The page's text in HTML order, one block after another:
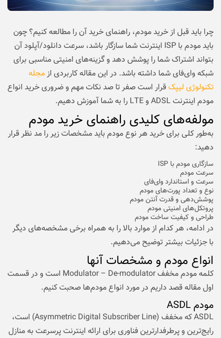
چرا باید قبل از خرید مودم، راهنمای خرید آن را مطالعه کنیم؟ چون
باید مودم با ISP اینترنت شما سازگار باشد، سرعت دانلود/آپلود آن
بتواند اشتراک شما را پوشش دهد و گزینه‌های امنیتی مناسبی برای
شبکه وای‌فای شما داشته باشد. در این مقاله کاربردی ازمجله
تکنولوژی لیپکقرار است صفر تا صد نکات مهم و ضروری خرید انواع
مودم اینترنت ADSL و LTE را به شما آموزش دهیم.
مولفه‌های کلیدی راهنمای خرید مودم
به‌طور کلی برای خرید هر نوع مودم باید مشخصات زیر را مد نظر قرار
دهید:
سازگاری مودم با ISP
سرعت مودم
سرعت و استاندارد وای‌فای
نوع و تعداد پورت‌های مودم
پوشش‌دهی و قدرت آنتن مودم
پروتکل‌های امنیتی مودم
طراحی و کیفیت ساخت مودم
در ادامه‌، هر کدام از موارد بالا را به همراه برخی مشخصه‌های دیگر
با جزئیات بیشتر توضیح می‌دهیم.
انواع مودم و مشخصات آنها
کلمه مودم مخفف Modulator – De-modulator است و در قسمت
اول مقاله قصد داریم در مورد انواع مودم‌ها صحبت کنیم.
مودم ASDL
ASDL که مخفف (Asymmetric Digital Subscriber Line) است،
رایج‌ترین و پرطرفدارترین فناوری برای ارائه اینترنت پرسرعت به منازل